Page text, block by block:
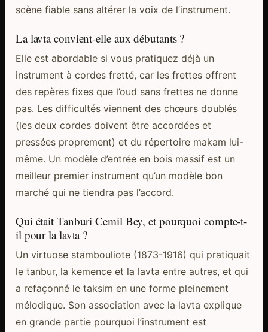
scène fiable sans altérer la voix de l’instrument.
La lavta convient-elle aux débutants ?
Elle est abordable si vous pratiquez déjà un
instrument à cordes fretté, car les frettes offrent
des repères fixes que l’oud sans frettes ne donne
pas. Les difficultés viennent des chœurs doublés
(les deux cordes doivent être accordées et
pressées proprement) et du répertoire makam lui-
même. Un modèle d’entrée en bois massif est un
meilleur premier instrument qu’un modèle bon
marché qui ne tiendra pas l’accord.
Qui était Tanburi Cemil Bey, et pourquoi compte-t-
il pour la lavta ?
Un virtuose stambouliote (1873-1916) qui pratiquait
le tanbur, la kemence et la lavta entre autres, et qui
a refaçonné le taksim en une forme pleinement
mélodique. Son association avec la lavta explique
en grande partie pourquoi l’instrument est